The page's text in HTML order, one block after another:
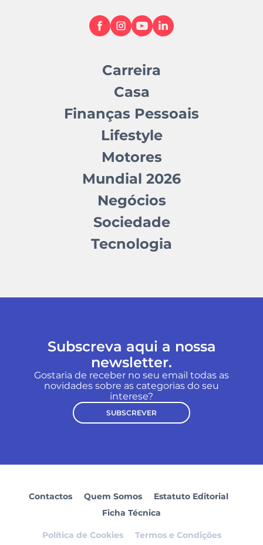
Carreira
Casa
Finanças Pessoais
Lifestyle
Motores
Mundial 2026
Negócios
Sociedade
Tecnologia
Subscreva aqui a nossa
newsletter.
Gostaria de receber no seu email todas as
novidades sobre as categorias do seu
interese?
SUBSCREVER
Contactos Quem Somos
Estatuto Editorial
Ficha Técnica
Política de Cookies Termos e Condições